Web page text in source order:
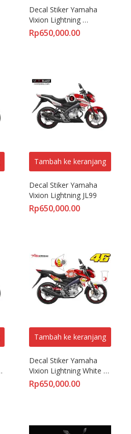
Decal Stiker Yamaha
Vixion Lightning
Titanium Gold 46
Rp650,000.00
Tambah ke keranjang
Decal Stiker Yamaha
Vixion Lightning JL99
Rp650,000.00
Tambah ke keranjang
Decal Stiker Yamaha
Vixion Lightning White
SunMoon
Rp650,000.00